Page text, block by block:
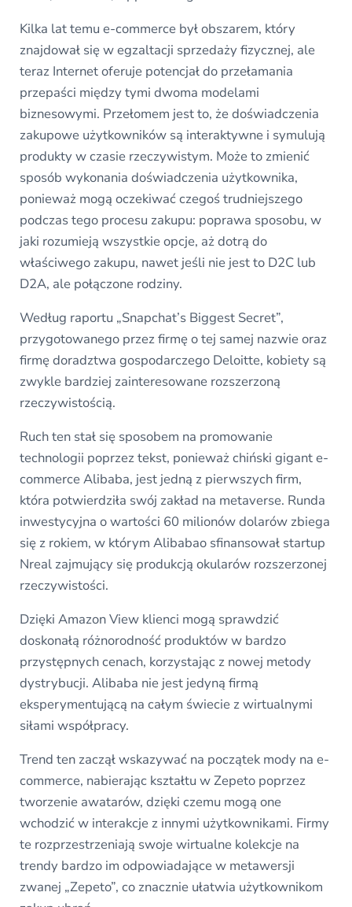
Kilka lat temu e-commerce był obszarem, który
znajdował się w egzaltacji sprzedaży fizycznej, ale
teraz Internet oferuje potencjał do przełamania
przepaści między tymi dwoma modelami
biznesowymi. Przełomem jest to, że doświadczenia
zakupowe użytkowników są interaktywne i symulują
produkty w czasie rzeczywistym. Może to zmienić
sposób wykonania doświadczenia użytkownika,
ponieważ mogą oczekiwać czegoś trudniejszego
podczas tego procesu zakupu: poprawa sposobu, w
jaki rozumieją wszystkie opcje, aż dotrą do
właściwego zakupu, nawet jeśli nie jest to D2C lub
D2A, ale połączone rodziny.
Według raportu „Snapchat’s Biggest Secret”,
przygotowanego przez firmę o tej samej nazwie oraz
firmę doradztwa gospodarczego Deloitte, kobiety są
zwykle bardziej zainteresowane rozszerzoną
rzeczywistością.
Ruch ten stał się sposobem na promowanie
technologii poprzez tekst, ponieważ chiński gigant e-
commerce Alibaba, jest jedną z pierwszych firm,
która potwierdziła swój zakład na metaverse. Runda
inwestycyjna o wartości 60 milionów dolarów zbiega
się z rokiem, w którym Alibabao sfinansował startup
Nreal zajmujący się produkcją okularów rozszerzonej
rzeczywistości.
Dzięki Amazon View klienci mogą sprawdzić
doskonałą różnorodność produktów w bardzo
przystępnych cenach, korzystając z nowej metody
dystrybucji. Alibaba nie jest jedyną firmą
eksperymentującą na całym świecie z wirtualnymi
siłami współpracy.
Trend ten zaczął wskazywać na początek mody na e-
commerce, nabierając kształtu w Zepeto poprzez
tworzenie awatarów, dzięki czemu mogą one
wchodzić w interakcje z innymi użytkownikami. Firmy
te rozprzestrzeniają swoje wirtualne kolekcje na
trendy bardzo im odpowiadające w metawersji
zwanej „Zepeto”, co znacznie ułatwia użytkownikom